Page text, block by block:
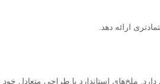
ارائه دهد.